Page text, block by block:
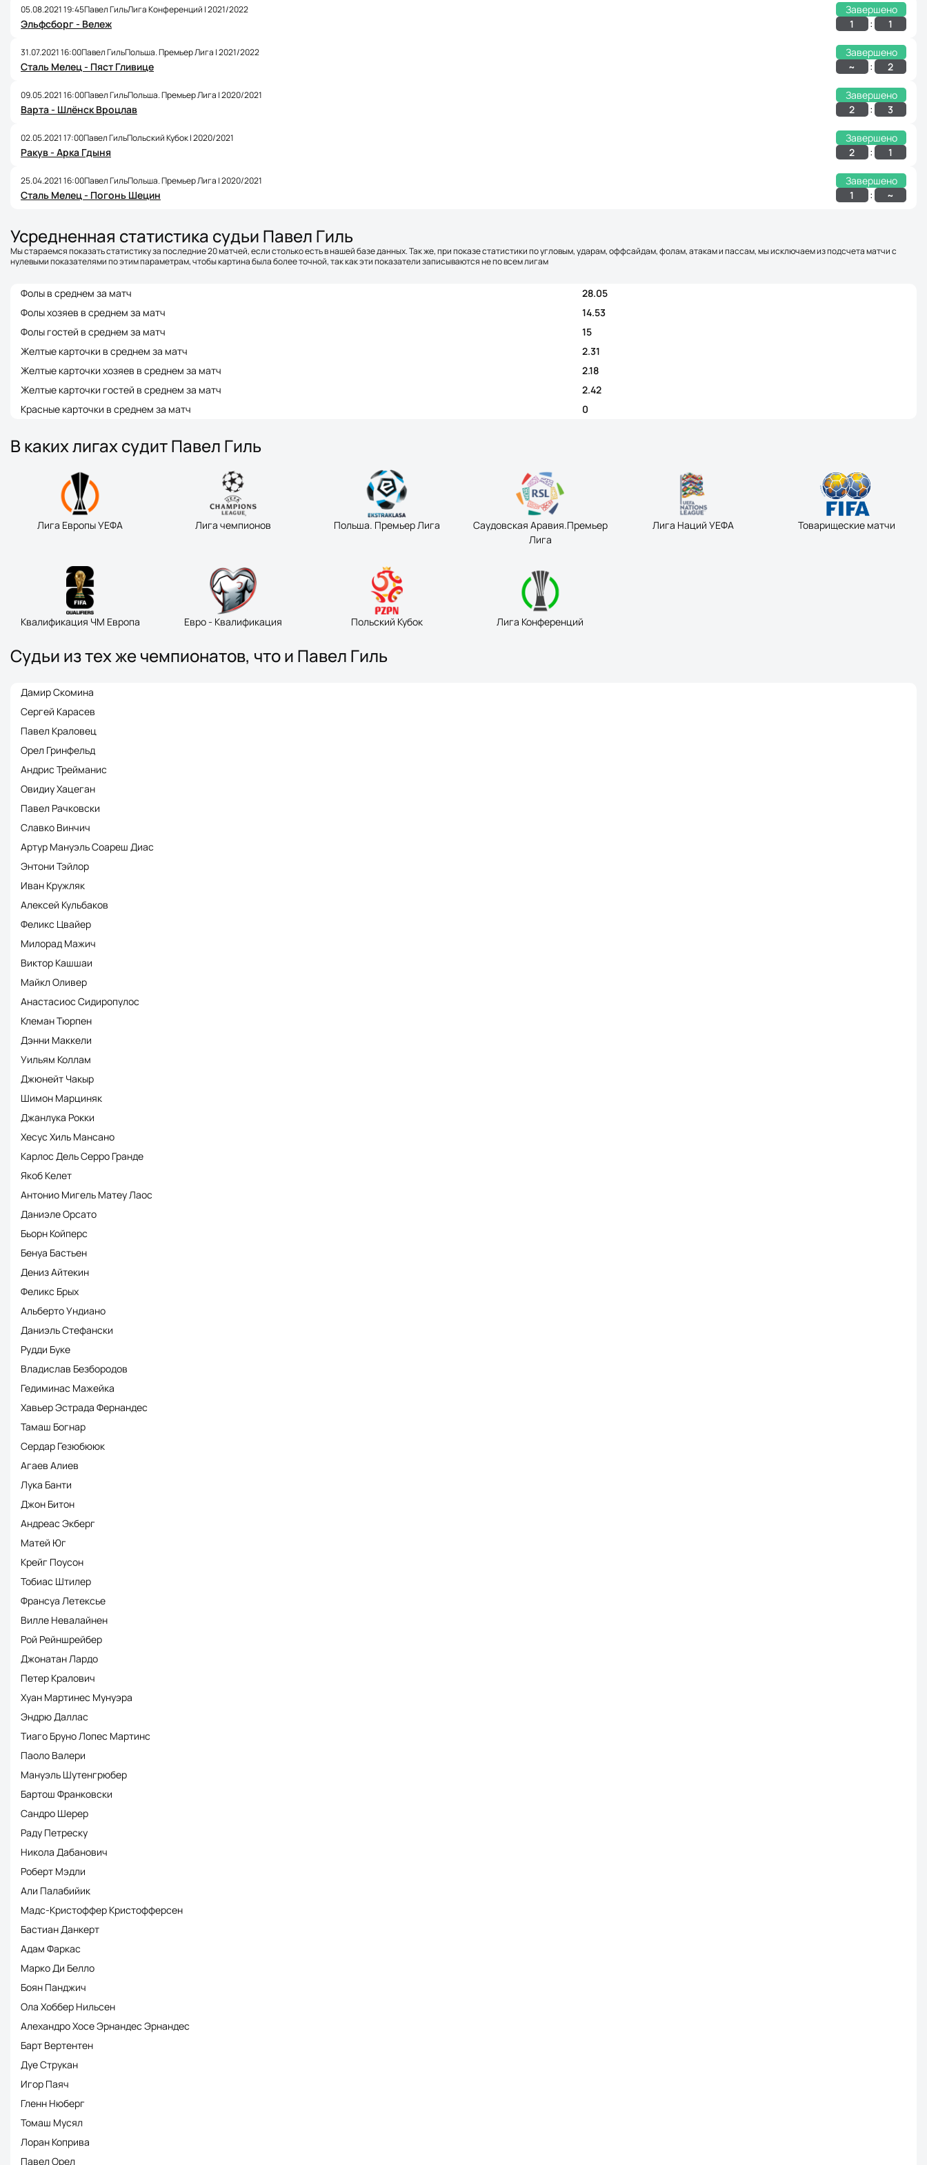
05.08.2021 19:45Павел ГильЛига Конференций | 2021/2022
Завершено
Эльфсборг - Вележ
1 : 1
31.07.2021 16:00Павел ГильПольша. Премьер Лига | 2021/2022
Завершено
Сталь Мелец - Пяст Гливице
~ : 2
09.05.2021 16:00Павел ГильПольша. Премьер Лига | 2020/2021
Завершено
Варта - Шлёнск Вроцлав
2 : 3
02.05.2021 17:00Павел ГильПольский Кубок | 2020/2021
Завершено
Ракув - Арка Гдыня
2 : 1
25.04.2021 16:00Павел ГильПольша. Премьер Лига | 2020/2021
Завершено
Сталь Мелец - Погонь Шецин
1 : ~
Усредненная статистика судьи Павел Гиль
Мы стараемся показать статистику за последние 20 матчей, если столько есть в нашей базе данных. Так же, при показе статистики по угловым, ударам, оффсайдам, фолам, атакам и пассам, мы исключаем из подсчета матчи с
нулевыми показателями по этим параметрам, чтобы картина была более точной, так как эти показатели записываются не по всем лигам
Фолы в среднем за матч
28.05
Фолы хозяев в среднем за матч
14.53
Фолы гостей в среднем за матч
15
Желтые карточки в среднем за матч
2.31
Желтые карточки хозяев в среднем за матч
2.18
Желтые карточки гостей в среднем за матч
2.42
Красные карточки в среднем за матч
0
В каких лигах судит Павел Гиль
Лига Европы УЕФА Лига чемпионов Польша. Премьер Лига
Саудовская Аравия.Премьер
Лига
Лига Наций УЕФА Товарищеские матчи
Квалификация ЧМ Европа Евро - Квалификация Польский Кубок Лига Конференций
Судьи из тех же чемпионатов, что и Павел Гиль
Дамир Скомина
Сергей Карасев
Павел Краловец
Орел Гринфельд
Андрис Трейманис
Овидиу Хацеган
Павел Рачковски
Славко Винчич
Артур Мануэль Соареш Диас
Энтони Тэйлор
Иван Кружляк
Алексей Кульбаков
Феликс Цвайер
Милорад Мажич
Виктор Кашшаи
Майкл Оливер
Анастасиос Сидиропулос
Клеман Тюрпен
Дэнни Маккели
Уильям Коллам
Джюнейт Чакыр
Шимон Марциняк
Джанлука Рокки
Хесус Хиль Мансано
Карлос Дель Серро Гранде
Якоб Келет
Антонио Мигель Матеу Лаос
Даниэле Орсато
Бьорн Койперс
Бенуа Бастьен
Дениз Айтекин
Феликс Брых
Альберто Ундиано
Даниэль Стефански
Рудди Буке
Владислав Безбородов
Гедиминас Мажейка
Хавьер Эстрада Фернандес
Тамаш Богнар
Сердар Гезюбююк
Агаев Алиев
Лука Банти
Джон Битон
Андреас Экберг
Матей Юг
Крейг Поусон
Тобиас Штилер
Франсуа Летексье
Вилле Невалайнен
Рой Рейншрейбер
Джонатан Лардо
Петер Кралович
Хуан Мартинес Мунуэра
Эндрю Даллас
Тиаго Бруно Лопес Мартинс
Паоло Валери
Мануэль Шутенгрюбер
Бартош Франковски
Сандро Шерер
Раду Петреску
Никола Дабанович
Роберт Мэдли
Али Палабийик
Мадс-Кристоффер Кристофферсен
Бастиан Данкерт
Адам Фаркас
Марко Ди Белло
Боян Панджич
Ола Хоббер Нильсен
Алехандро Хосе Эрнандес Эрнандес
Барт Вертентен
Дуе Струкан
Игор Паяч
Гленн Нюберг
Томаш Мусял
Лоран Коприва
Павел Орел